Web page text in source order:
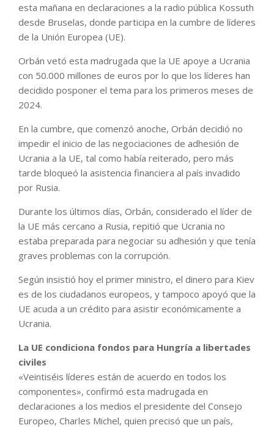
esta mañana en declaraciones a la radio pública Kossuth
desde Bruselas, donde participa en la cumbre de líderes
de la Unión Europea (UE).
Orbán vetó esta madrugada que la UE apoye a Ucrania
con 50.000 millones de euros por lo que los líderes han
decidido posponer el tema para los primeros meses de
2024.
En la cumbre, que comenzó anoche, Orbán decidió no
impedir el inicio de las negociaciones de adhesión de
Ucrania a la UE, tal como había reiterado, pero más
tarde bloqueó la asistencia financiera al país invadido
por Rusia.
Durante los últimos días, Orbán, considerado el líder de
la UE más cercano a Rusia, repitió que Ucrania no
estaba preparada para negociar su adhesión y que tenía
graves problemas con la corrupción.
Según insistió hoy el primer ministro, el dinero para Kiev
es de los ciudadanos europeos, y tampoco apoyó que la
UE acuda a un crédito para asistir económicamente a
Ucrania.
La UE condiciona fondos para Hungría a libertades
civiles
«Veintiséis líderes están de acuerdo en todos los
componentes», confirmó esta madrugada en
declaraciones a los medios el presidente del Consejo
Europeo, Charles Michel, quien precisó que un país,